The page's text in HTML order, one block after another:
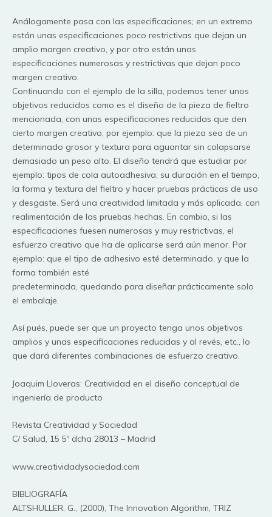
Análogamente pasa con las especificaciones; en un extremo
están unas especificaciones poco restrictivas que dejan un
amplio margen creativo, y por otro están unas
especificaciones numerosas y restrictivas que dejan poco
margen creativo.
Continuando con el ejemplo de la silla, podemos tener unos
objetivos reducidos como es el diseño de la pieza de fieltro
mencionada, con unas especificaciones reducidas que den
cierto margen creativo, por ejemplo: que la pieza sea de un
determinado grosor y textura para aguantar sin colapsarse
demasiado un peso alto. El diseño tendrá que estudiar por
ejemplo: tipos de cola autoadhesiva, su duración en el tiempo,
la forma y textura del fieltro y hacer pruebas prácticas de uso
y desgaste. Será una creatividad limitada y más aplicada, con
realimentación de las pruebas hechas. En cambio, si las
especificaciones fuesen numerosas y muy restrictivas, el
esfuerzo creativo que ha de aplicarse será aún menor. Por
ejemplo: que el tipo de adhesivo esté determinado, y que la
forma también esté
predeterminada, quedando para diseñar prácticamente solo
el embalaje.
Así pués, puede ser que un proyecto tenga unos objetivos
amplios y unas especificaciones reducidas y al revés, etc., lo
que dará diferentes combinaciones de esfuerzo creativo.
Joaquim Lloveras: Creatividad en el diseño conceptual de
ingeniería de producto
Revista Creatividad y Sociedad
C/ Salud, 15 5º dcha 28013 – Madrid
www.creatividadysociedad.com
BIBLIOGRAFÍA
ALTSHULLER, G., (2000), The Innovation Algorithm, TRIZ